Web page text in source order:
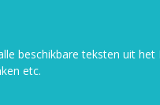
beschikbare teksten uit het
etc.